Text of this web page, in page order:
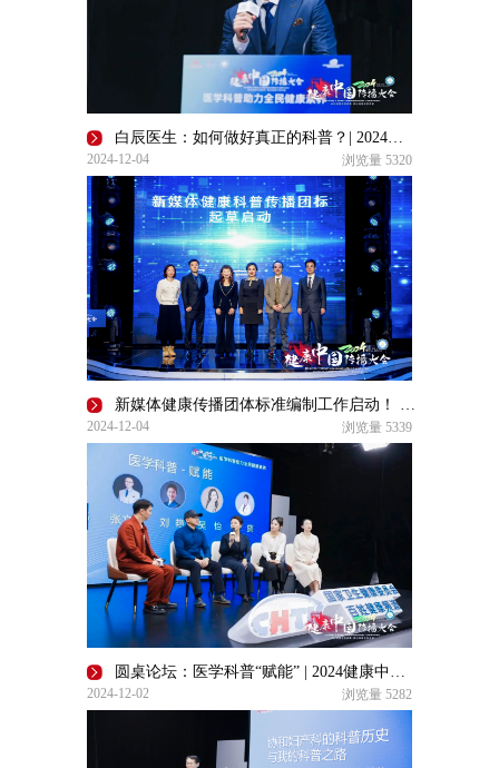
白辰医生：如何做好真正的科普？| 2024健康中国传播大会
2024-12-04 浏览量 5320
新媒体健康传播团体标准编制工作启动！ | 2024健康中国传播大会
2024-12-04 浏览量 5339
圆桌论坛：医学科普“赋能” | 2024健康中国传播大会
2024-12-02 浏览量 5282